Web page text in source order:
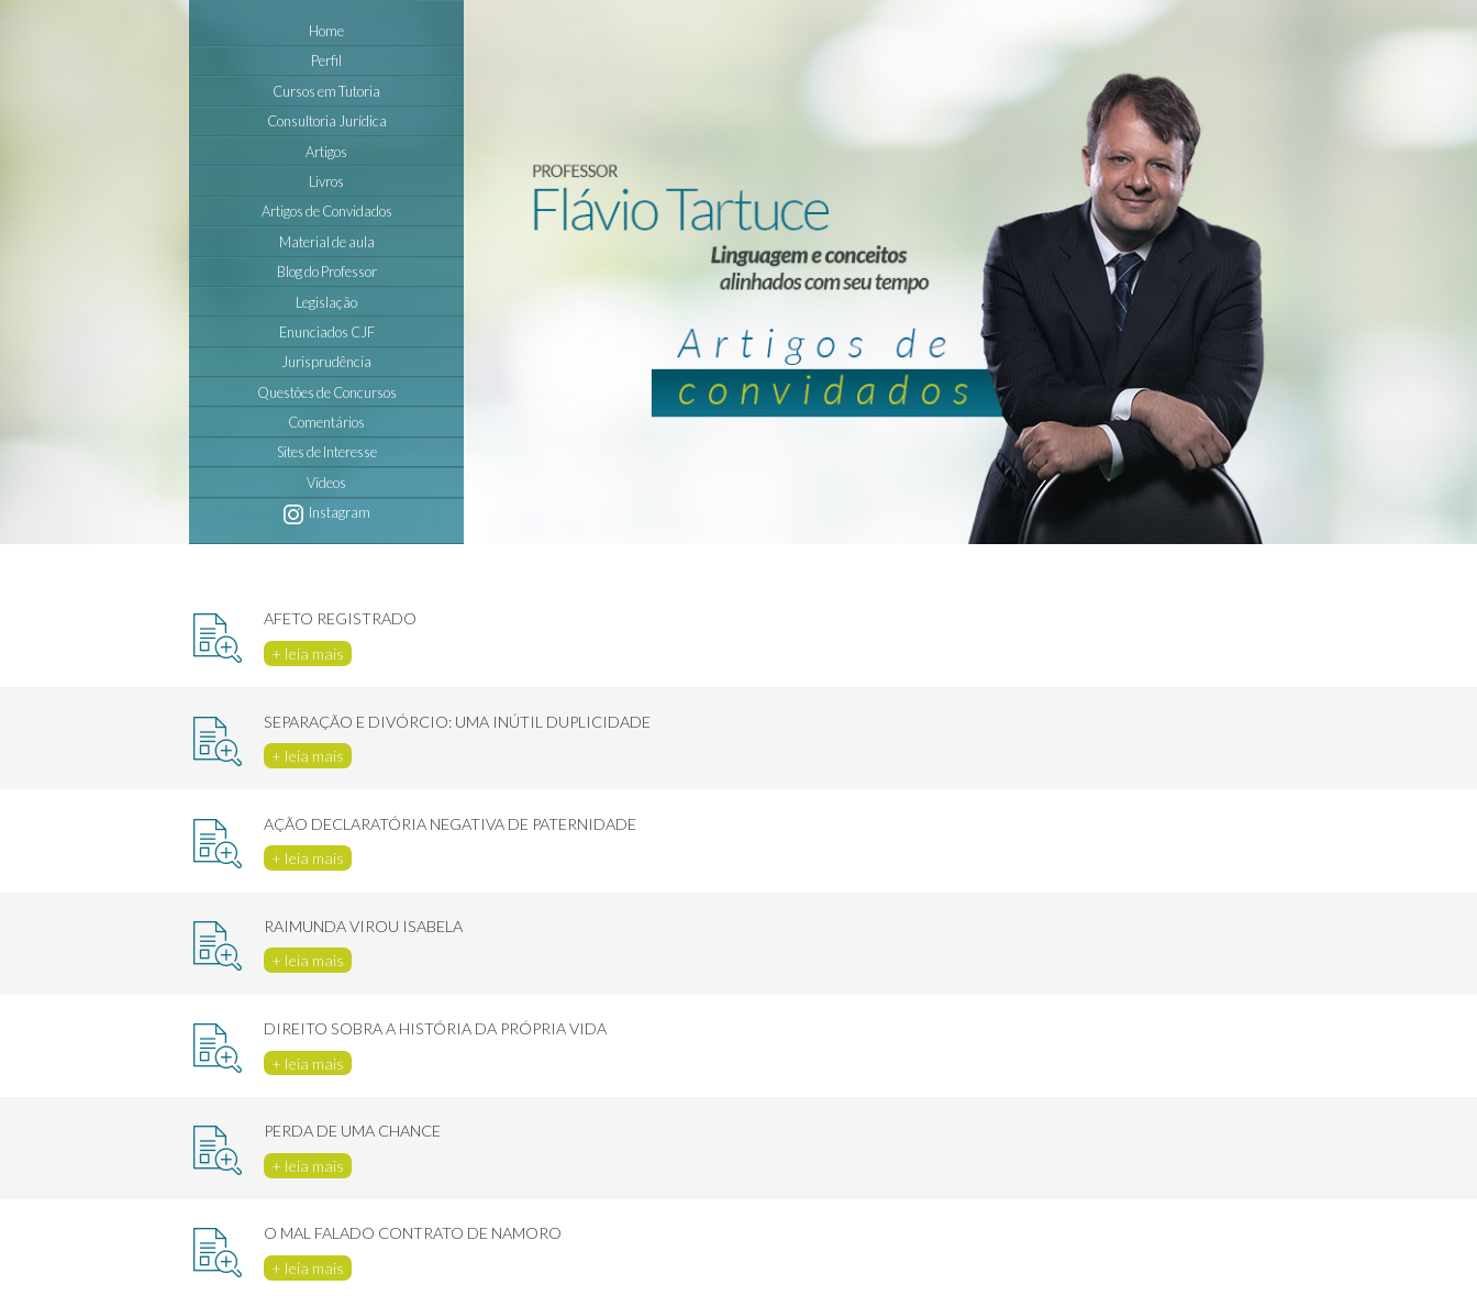
Home
Perfil
Cursos em Tutoria
Consultoria Jurídica
Artigos
Livros
Artigos de Convidados
Material de aula
Blog do Professor
Legislação
Enunciados CJF
Jurisprudência
Questôes de Concursos
Comentários
Sites de Interesse
Vídeos
Instagram
AFETO REGISTRADO
+ leia mais
SEPARAÇÃO E DIVÓRCIO: UMA INÚTIL DUPLICIDADE
+ leia mais
AÇÃO DECLARATÓRIA NEGATIVA DE PATERNIDADE
+ leia mais
RAIMUNDA VIROU ISABELA
+ leia mais
DIREITO SOBRA A HISTÓRIA DA PRÓPRIA VIDA
+ leia mais
PERDA DE UMA CHANCE
+ leia mais
O MAL FALADO CONTRATO DE NAMORO
+ leia mais